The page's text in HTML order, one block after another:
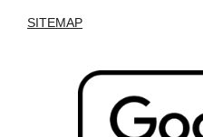
SITEMAP